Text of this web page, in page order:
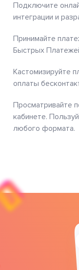
Подключите
интеграции и
Принимайте
Быстрых
Кастомизируйте
оплаты
Просматривайте
кабинете.
любого формата.